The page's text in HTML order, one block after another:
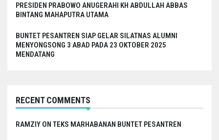
PRESIDEN PRABOWO ANUGERAHI KH ABDULLAH ABBAS
BINTANG MAHAPUTRA UTAMA
BUNTET PESANTREN SIAP GELAR SILATNAS ALUMNI
MENYONGSONG 3 ABAD PADA 23 OKTOBER 2025
MENDATANG
RECENT COMMENTS
RAMZIY ON TEKS MARHABANAN BUNTET PESANTREN